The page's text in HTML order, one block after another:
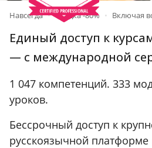
Навсегда • Скидка -80% • Включая
Единый доступ к
— c международной
1 047 компетенций. 333
уроков.
Бессрочный доступ к
русскоязычной